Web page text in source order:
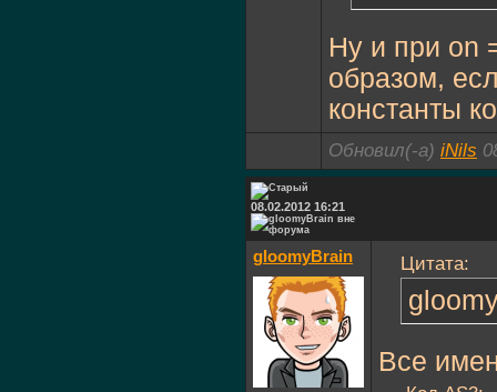
Ну и при on
образом,
константы
Обновил(-а) iNils
08.02.2012 16:21
gloomyBrain Цитата:
Все